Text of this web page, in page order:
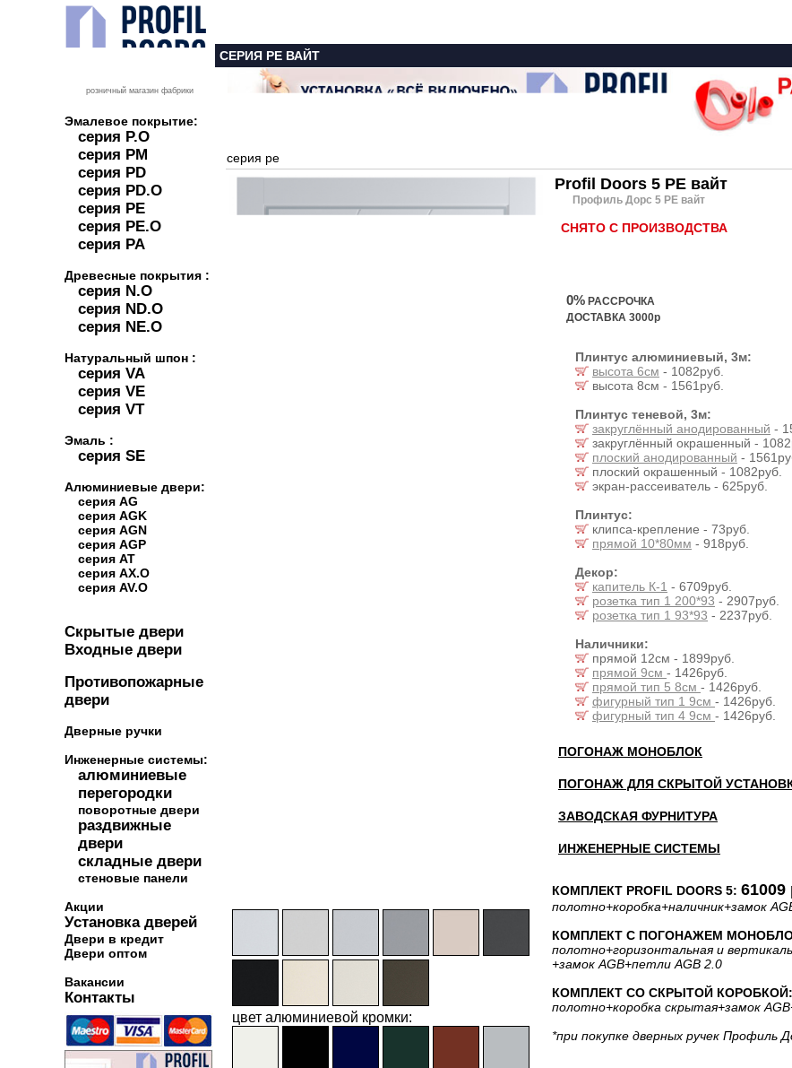
розничный магазин фабрики
Эмалевое покрытие:
серия P.O
серия PM
серия PD
серия PD.O
серия PE
серия PE.O
серия PA
Древесные покрытия :
серия N.O
серия ND.O
серия NE.O
Натуральный шпон :
серия VA
серия VE
серия VT
Эмаль :
серия SE
Алюминиевые двери:
серия AG
серия AGK
серия AGN
серия AGP
серия AT
серия AX.O
серия AV.O
Скрытые двери
Входные двери
Противопожарные
двери
Дверные ручки
Инженерные системы:
алюминиевые
перегородки
поворотные двери
раздвижные
двери
складные двери
стеновые панели
Акции
Установка дверей
Двери в кредит
Двери оптом
Вакансии
Контакты
СЕРИЯ PE ВАЙТ
серия pe
цвет алюминиевой кромки:
Profil Doors 5 PE вайт
Профиль Дорс 5 PE вайт
СНЯТО С ПРОИЗВОДСТВА
0% РАССРОЧКА
ДОСТАВКА 3000р
Плинтус алюминиевый, 3м:
высота 6см - 1082руб.
высота 8см - 1561руб.
Плинтус теневой, 3м:
закруглённый анодированный -
закруглённый окрашенный -
плоский анодированный -
плоский окрашенный - 1082руб.
экран-рассеиватель - 625руб.
Плинтус:
клипса-крепление - 73руб.
прямой 10*80мм - 918руб.
Декор:
капитель К-1 - 6709руб.
розетка тип 1 200*93 - 2907руб.
розетка тип 1 93*93 - 2237руб.
Наличники:
прямой 12см - 1899руб.
прямой 9см - 1426руб.
прямой тип 5 8см - 1426руб.
фигурный тип 1 9см - 1426руб.
фигурный тип 4 9см - 1426руб.
ПОГОНАЖ МОНОБЛОК
ПОГОНАЖ ДЛЯ СКРЫТОЙ
ЗАВОДСКАЯ ФУРНИТУРА
ИНЖЕНЕРНЫЕ СИСТЕМЫ
КОМПЛЕКТ PROFIL DOORS 5: 61009
полотно+коробка+наличник+замок
КОМПЛЕКТ С ПОГОНАЖЕМ
полотно+горизонтальная и
+замок AGB+петли AGB 2.0
КОМПЛЕКТ СО СКРЫТОЙ КОРОБКОЙ:
полотно+коробка скрытая+замок AGB
*при покупке дверных ручек Профиль